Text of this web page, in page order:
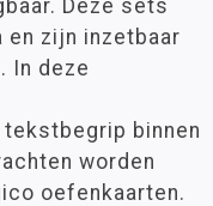
Deze sets
en zijn inzetbaar
In deze
binnen
worden
oefenkaarten.